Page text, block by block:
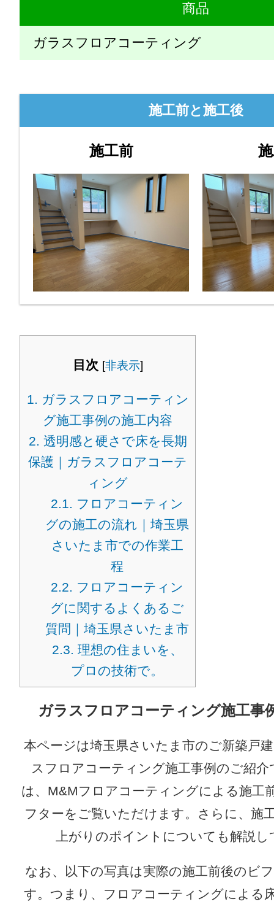
商品
ガラスフロアコーティング
施工前と施工後
施工前
目次 [非表示]
1. ガラスフロアコーティン
グ施工事例の施工内容
2. 透明感と硬さで床を長期
保護｜ガラスフロアコーテ
ィング
2.1. フロアコーティン
グの施工の流れ｜埼玉県
さいたま市での作業工
程
2.2. フロアコーティン
グに関するよくあるご
質問｜埼玉県さいたま市
2.3. 理想の住まいを、
プロの技術で。
ガラスフロアコーティング施工事
本ページは埼玉県さいたま市のご新築戸
スフロアコーティング施工事例のご紹介
は、M&Mフロアコーティングによる施工
フターをご覧いただけます。さらに、施
上がりのポイントについても解説
なお、以下の写真は実際の施工前後のビ
す。つまり、フロアコーティングによる